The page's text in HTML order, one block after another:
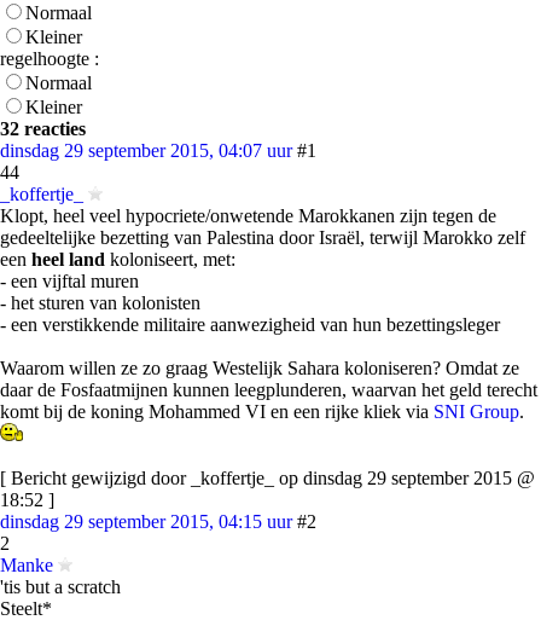
Normaal
Kleiner
regelhoogte :
Normaal
Kleiner
32 reacties
dinsdag 29 september 2015, 04:07 uur #1
44
_koffertje_
Klopt, heel veel hypocriete/onwetende Marokkanen zijn tegen de
gedeeltelijke bezetting van Palestina door Israël, terwijl Marokko zelf
een heel land koloniseert, met:
- een vijftal muren
- het sturen van kolonisten
- een verstikkende militaire aanwezigheid van hun bezettingsleger
Waarom willen ze zo graag Westelijk Sahara koloniseren? Omdat ze
daar de Fosfaatmijnen kunnen leegplunderen, waarvan het geld terecht
komt bij de koning Mohammed VI en een rijke kliek via SNI Group.
[ Bericht gewijzigd door _koffertje_ op dinsdag 29 september 2015 @
18:52 ]
dinsdag 29 september 2015, 04:15 uur #2
2
Manke
'tis but a scratch
Steelt*